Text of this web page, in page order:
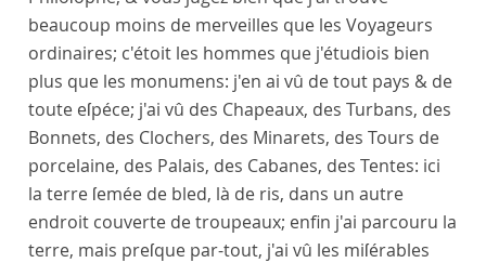
beaucoup moins de merveilles que les Voyageurs
ordinaires; c'étoit les hommes que j'étudiois bien
plus que les monumens: j'en ai vû de tout pays & de
toute eſpéce; j'ai vû des Chapeaux, des Turbans, des
Bonnets, des Clochers, des Minarets, des Tours de
porcelaine, des Palais, des Cabanes, des Tentes: ici
la terre ſemée de bled, là de ris, dans un autre
endroit couverte de troupeaux; enfin j'ai parcouru la
terre, mais preſque par-tout, j'ai vû les miſérables